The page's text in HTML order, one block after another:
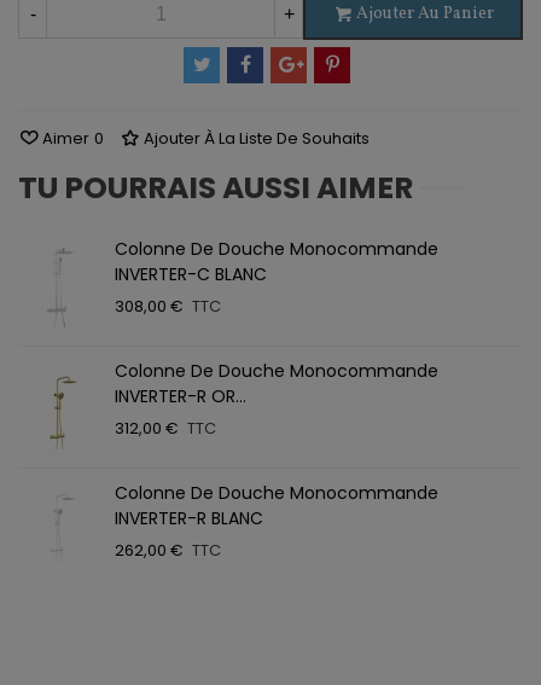
- + Ajouter Au Panier
Aimer 0 Ajouter À La Liste De Souhaits
TU POURRAIS AUSSI AIMER
Colonne De Douche Monocommande
INVERTER-C BLANC
308,00 € TTC
Colonne De Douche Monocommande
INVERTER-R OR...
312,00 € TTC
Colonne De Douche Monocommande
INVERTER-R BLANC
262,00 € TTC